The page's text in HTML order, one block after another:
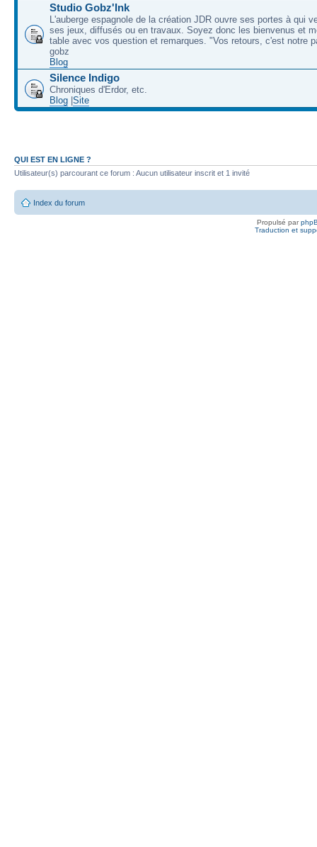
Studio Gobz'Ink
L'auberge espagnole de la création JDR ouvre ses portes à qui
ses jeux, diffusés ou en travaux. Soyez donc les bienvenus et
table avec vos question et remarques. "Vos retours, c'est notre
gobz
Blog
Silence Indigo
Chroniques d'Erdor, etc.
Blog |Site
QUI EST EN LIGNE ?
Utilisateur(s) parcourant ce forum : Aucun utilisateur inscrit et 1 invité
Index du forum
Propulsé par
Traduction et